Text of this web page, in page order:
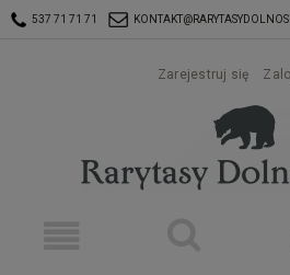
537 71 71 71
Zarejestruj się